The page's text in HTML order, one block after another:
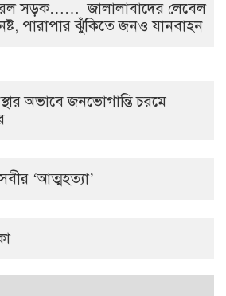
রেল সড়ক…… জালালাবাদের লেবেল
পারাপার ঝুঁকিতে জনও যানবাহন
অভাবে জনভোগান্তি চরমে
‘আত্মহত্যা’